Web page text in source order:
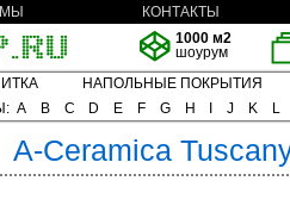
КОНТАКТЫ
1000 м2
шоурум
НАПОЛЬНЫЕ ПОКРЫТИЯ
A B C D E F G H J K L
A-Ceramica